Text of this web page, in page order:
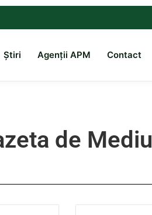
Știri Agenții APM Contact
de Mediu